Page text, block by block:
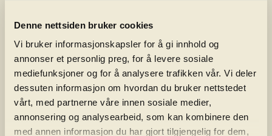
Denne nettsiden bruker cookies
Vi bruker informasjonskapsler for å gi innhold og
annonser et personlig preg, for å levere sosiale
mediefunksjoner og for å analysere trafikken vår. Vi deler
dessuten informasjon om hvordan du bruker nettstedet
vårt, med partnerne våre innen sosiale medier,
annonsering og analysearbeid, som kan kombinere den
med annen informasjon du har gjort tilgjengelig for dem,
Blake: Snømannen
Nå tennes tusen julelys
Deilig er jorden
Resten av repertoaret blir publisert til